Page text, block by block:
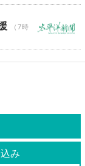
（7時
み